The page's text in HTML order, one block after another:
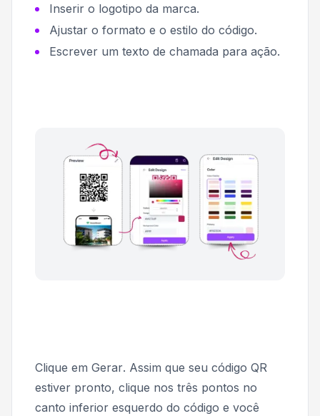
Inserir o logotipo da marca.
Ajustar o formato e o estilo do código.
Escrever um texto de chamada para ação.
Clique em Gerar. Assim que seu código QR
estiver pronto, clique nos três pontos no
canto inferior esquerdo do código e você